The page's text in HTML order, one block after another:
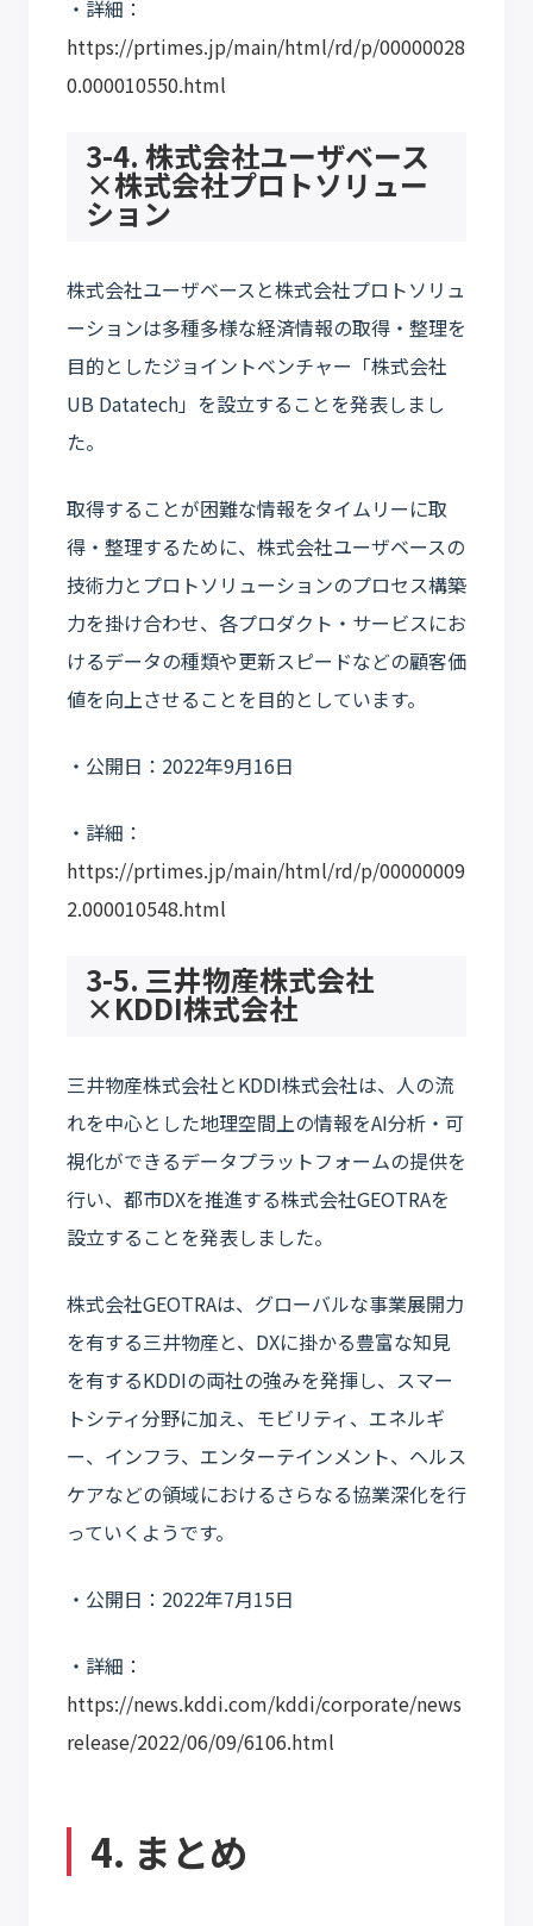
・詳細：
https://prtimes.jp/main/html/rd/p/00000028
0.000010550.html
3-4. 株式会社ユーザベース
×株式会社プロトソリュー
ション
株式会社ユーザベースと株式会社プロトソリュ
ーションは多種多様な経済情報の取得・整理を
目的としたジョイントベンチャー「株式会社
UB Datatech」を設立することを発表しまし
た。
取得することが困難な情報をタイムリーに取
得・整理するために、株式会社ユーザベースの
技術力とプロトソリューションのプロセス構築
力を掛け合わせ、各プロダクト・サービスにお
けるデータの種類や更新スピードなどの顧客価
値を向上させることを目的としています。
・公開日：2022年9月16日
・詳細：
https://prtimes.jp/main/html/rd/p/00000009
2.000010548.html
3-5. 三井物産株式会社
×KDDI株式会社
三井物産株式会社とKDDI株式会社は、人の流
れを中心とした地理空間上の情報をAI分析・可
視化ができるデータプラットフォームの提供を
行い、都市DXを推進する株式会社GEOTRAを
設立することを発表しました。
株式会社GEOTRAは、グローバルな事業展開力
を有する三井物産と、DXに掛かる豊富な知見
を有するKDDIの両社の強みを発揮し、スマー
トシティ分野に加え、モビリティ、エネルギ
ー、インフラ、エンターテインメント、ヘルス
ケアなどの領域におけるさらなる協業深化を行
っていくようです。
・公開日：2022年7月15日
・詳細：
https://news.kddi.com/kddi/corporate/news
release/2022/06/09/6106.html
4. まとめ